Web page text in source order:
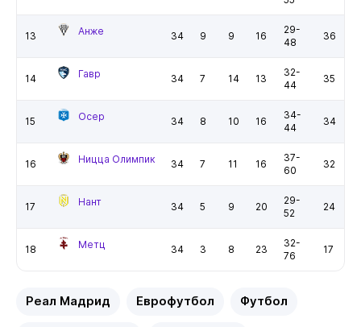
13 Анже 34 9 9 16
29-
48
36
14 Гавр 34 7 14 13
32-
44
35
15 Осер 34 8 10 16
34-
44
34
16 Ницца Олимпик 34 7 11 16
37-
60
32
17 Нант 34 5 9 20
29-
52
24
18 Метц 34 3 8 23
32-
76
17
Реал Мадрид Еврофутбол Футбол